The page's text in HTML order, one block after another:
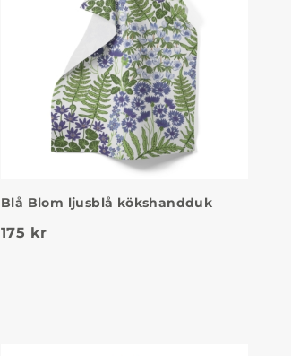
Blå Blom ljusblå kökshandduk
175 kr